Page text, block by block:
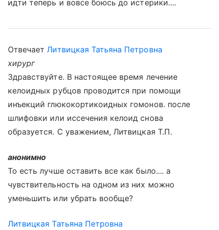
идти теперь и вовсе боюсь до истерики....
ОтвечаетЛитвицкая Татьяна Петровна
хирург
Здравствуйте. В настоящее время лечение
келоидных рубцов проводится при помощи
инъекций глюкокортикоидных гомонов. после
шлифовки или иссечения келоид снова
образуется. С уважением, Литвицкая Т.П.
анонимно
То есть лучше оставить все как было.... а
чувствительность на одном из них можно
уменьшить или убрать вообще?
Литвицкая Татьяна Петровна